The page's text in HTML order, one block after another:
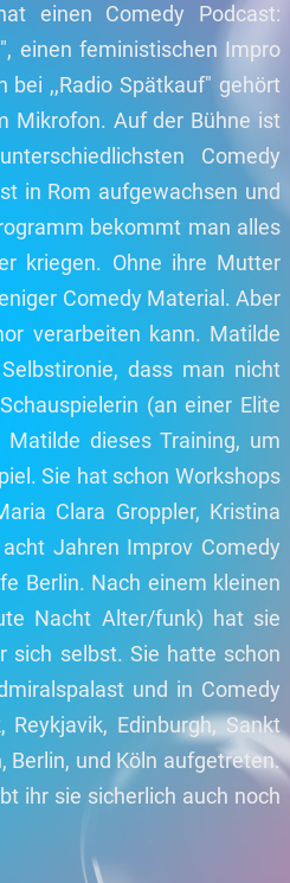
einen Comedy Podcast:
einen feministischen Impro
bei ,,Radio Spätkauf" gehört
Mikrofon. Auf der Bühne ist
Comedy
in Rom aufgewachsen und
bekommt man alles
kriegen. Ohne ihre Mutter
Comedy Material. Aber
verarbeiten kann. Matilde
dass man nicht
(an einer Elite
dieses Training, um
Sie hat schon Workshops
Clara Groppler, Kristina
Jahren Improv Comedy
Berlin. Nach einem kleinen
Nacht Alter/funk) hat sie
sich selbst. Sie hatte schon
und in Comedy
Edinburgh, Sankt
Berlin, und Köln aufgetreten.
ihr sie sicherlich auch noch